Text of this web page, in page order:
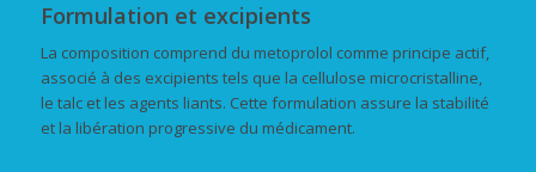
Formulation et excipients
La composition comprend du metoprolol comme principe actif,
associé à des excipients tels que la cellulose microcristalline,
le talc et les agents liants. Cette formulation assure la stabilité
et la libération progressive du médicament.